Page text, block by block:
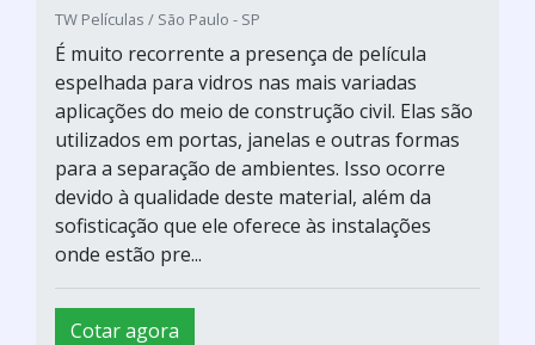
TW Películas / São Paulo - SP
É muito recorrente a presença de película
espelhada para vidros nas mais variadas
aplicações do meio de construção civil. Elas são
utilizados em portas, janelas e outras formas
para a separação de ambientes. Isso ocorre
devido à qualidade deste material, além da
sofisticação que ele oferece às instalações
onde estão pre...
Cotar agora